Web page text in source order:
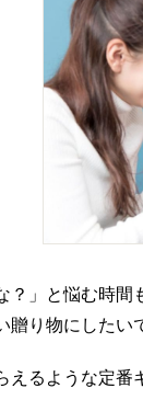
？」と悩む時
り物にしたい
るような定番